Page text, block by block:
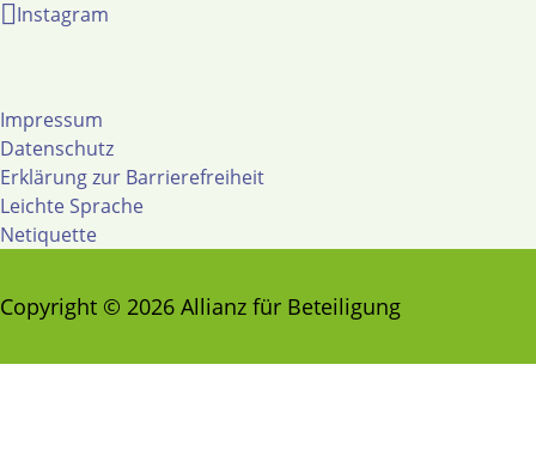
Instagram
Impressum
Datenschutz
Erklärung zur Barrierefreiheit
Leichte Sprache
Netiquette
Copyright © 2026 Allianz für Beteiligung